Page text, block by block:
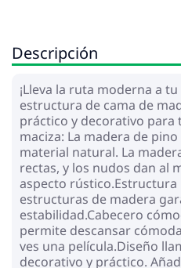
Descripción
¡Lleva la ruta moderna a
estructura de cama de
práctico y decorativo para
maciza: La madera de
material natural. La
rectas, y los nudos dan al
aspecto rústico.Estructura
estructuras de madera
estabilidad.Cabecero
permite descansar
ves una película.Diseño
decorativo y práctico.